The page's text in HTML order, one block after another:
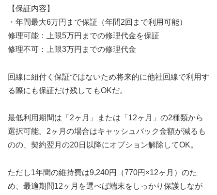
【保証内容】
・年間最大6万円まで保証（年間2回まで利用可能）
修理可能：上限5万円までの修理代金を保証
修理不可：上限3万円までの修理代金
回線に紐付く保証ではないため将来的に他社回線で利用す
る際にも保証だけ残してもOKだ。
最低利用期間は「2ヶ月」または「12ヶ月」の2種類から
選択可能。2ヶ月の場合はキャッシュバック金額が減るも
のの、契約翌月の20日以降にオプション解除してOK。
ただし1年間の維持費は9,240円（770円×12ヶ月）のた
め、最適期間12ヶ月を選べば端末をしっかり保護しなが